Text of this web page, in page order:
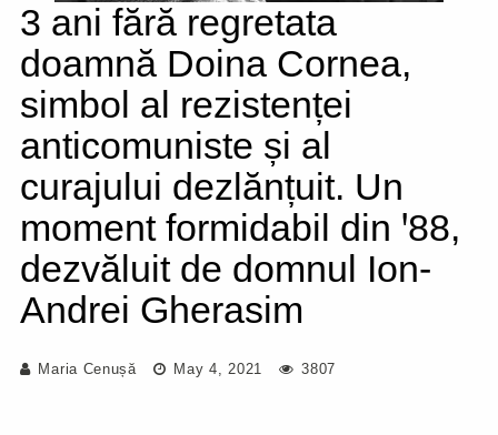
3 ani fără regretata
doamnă Doina Cornea,
simbol al rezistenței
anticomuniste și al
curajului dezlănțuit. Un
moment formidabil din ꞌ88,
dezvăluit de domnul Ion-
Andrei Gherasim
Maria Cenușă May 4, 2021 3807